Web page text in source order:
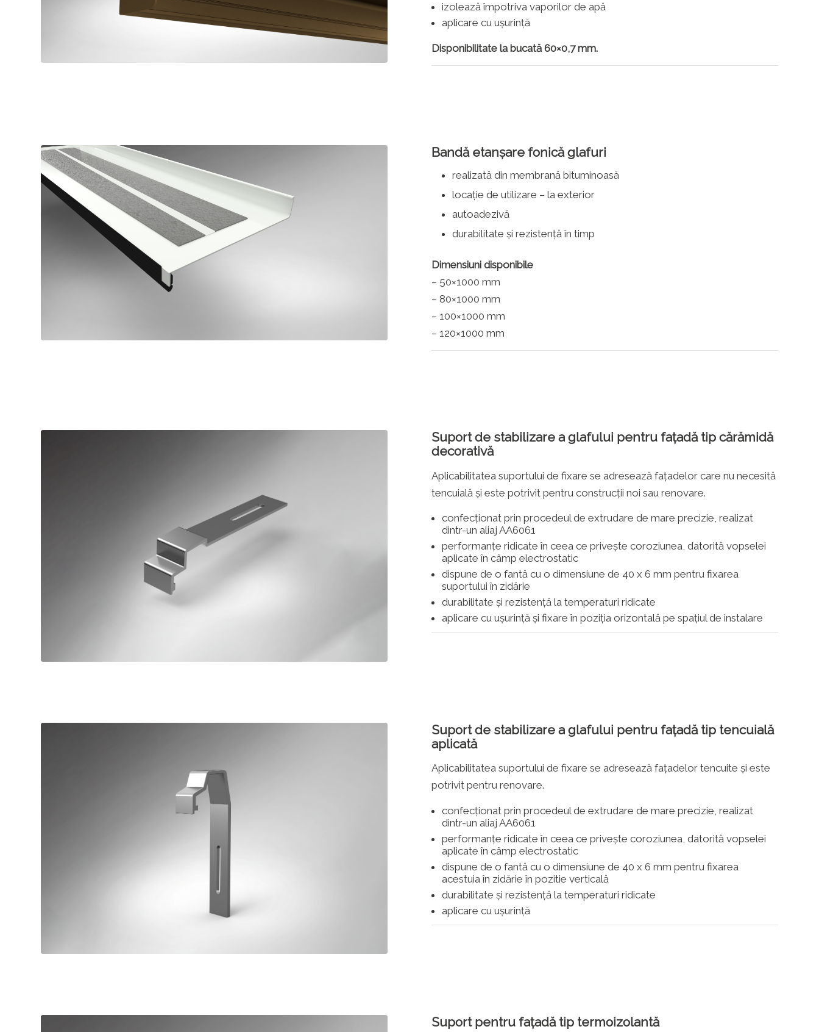
izolează împotriva vaporilor de apă
aplicare cu ușurință
Disponibilitate la bucată 60×0,7 mm.
Bandă etanșare fonică glafuri
realizată din membrană bituminoasă
locație de utilizare – la exterior
autoadezivă
durabilitate și rezistență în timp
Dimensiuni disponibile
– 50×1000 mm
– 80×1000 mm
– 100×1000 mm
– 120×1000 mm
Suport de stabilizare a glafului pentru fațadă tip cărămidă
decorativă
Aplicabilitatea suportului de fixare se adresează fațadelor care nu necesită
tencuială și este potrivit pentru construcții noi sau renovare.
confecționat prin procedeul de extrudare de mare precizie, realizat
dintr-un aliaj AA6061
performanțe ridicate în ceea ce privește coroziunea, datorită vopselei
aplicate în câmp electrostatic
dispune de o fantă cu o dimensiune de 40 x 6 mm pentru fixarea
suportului în zidărie
durabilitate și rezistență la temperaturi ridicate
aplicare cu ușurință și fixare în poziția orizontală pe spațiul de instalare
Suport de stabilizare a glafului pentru fațadă tip tencuială
aplicată
Aplicabilitatea suportului de fixare se adresează fațadelor tencuite și este
potrivit pentru renovare.
confecționat prin procedeul de extrudare de mare precizie, realizat
dintr-un aliaj AA6061
performanțe ridicate în ceea ce privește coroziunea, datorită vopselei
aplicate în câmp electrostatic
dispune de o fantă cu o dimensiune de 40 x 6 mm pentru fixarea
acestuia în zidărie în pozitie verticală
durabilitate și rezistență la temperaturi ridicate
aplicare cu ușurință
Suport pentru fațadă tip termoizolantă